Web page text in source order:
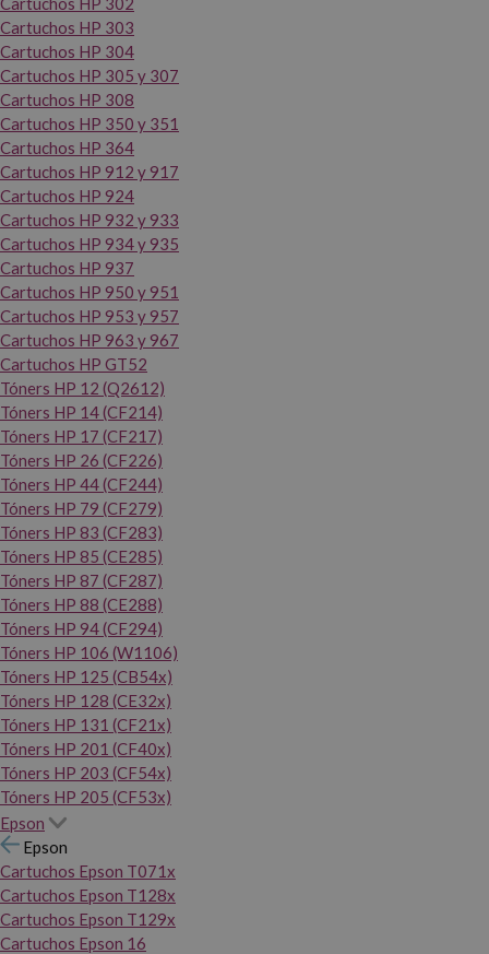
Cartuchos HP 303
Cartuchos HP 304
Cartuchos HP 305 y 307
Cartuchos HP 308
Cartuchos HP 350 y 351
Cartuchos HP 364
Cartuchos HP 912 y 917
Cartuchos HP 924
Cartuchos HP 932 y 933
Cartuchos HP 934 y 935
Cartuchos HP 937
Cartuchos HP 950 y 951
Cartuchos HP 953 y 957
Cartuchos HP 963 y 967
Cartuchos HP GT52
Tóners HP 12 (Q2612)
Tóners HP 14 (CF214)
Tóners HP 17 (CF217)
Tóners HP 26 (CF226)
Tóners HP 44 (CF244)
Tóners HP 79 (CF279)
Tóners HP 83 (CF283)
Tóners HP 85 (CE285)
Tóners HP 87 (CF287)
Tóners HP 88 (CE288)
Tóners HP 94 (CF294)
Tóners HP 106 (W1106)
Tóners HP 125 (CB54x)
Tóners HP 128 (CE32x)
Tóners HP 131 (CF21x)
Tóners HP 201 (CF40x)
Tóners HP 203 (CF54x)
Tóners HP 205 (CF53x)
Epson
Epson
Cartuchos Epson T071x
Cartuchos Epson T128x
Cartuchos Epson T129x
Cartuchos Epson 16